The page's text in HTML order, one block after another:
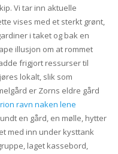
Vi tar inn aktuelle
vises med et sterkt grønt,
i taket og bak en
illusjon om at rommet
frigjort ressurser til
lokalt, slik som
er Zorns eldre gård
ravn naken lene
en gård, en mølle, hytter
med inn under kysttank
laget kassebord,